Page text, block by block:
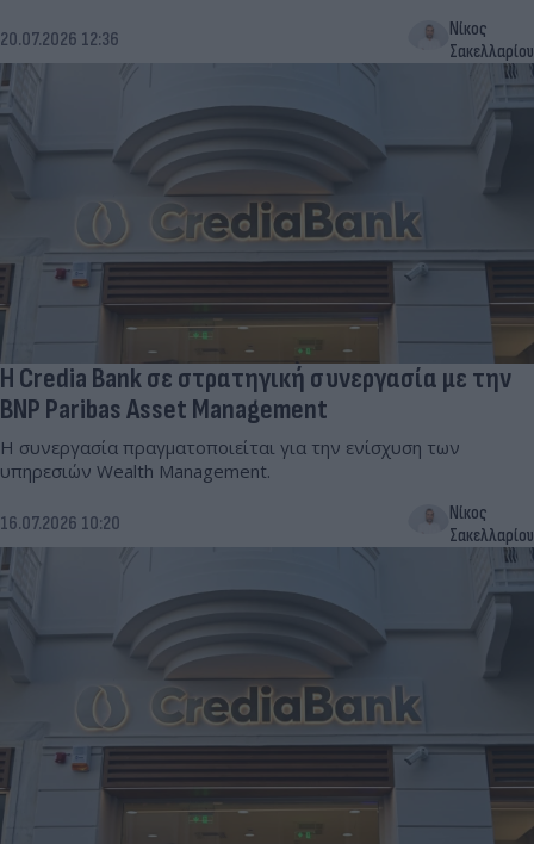
20.07.2026 12:36
Νίκος
Σακελλαρίου
Η Credia Bank σε στρατηγική συνεργασία με την
BNP Paribas Asset Management
Η συνεργασία πραγματοποιείται για την ενίσχυση των
υπηρεσιών Wealth Management.
16.07.2026 10:20
Νίκος
Σακελλαρίου